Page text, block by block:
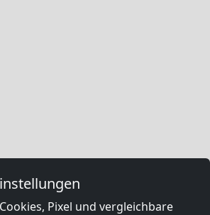
Pixel und vergleichbare